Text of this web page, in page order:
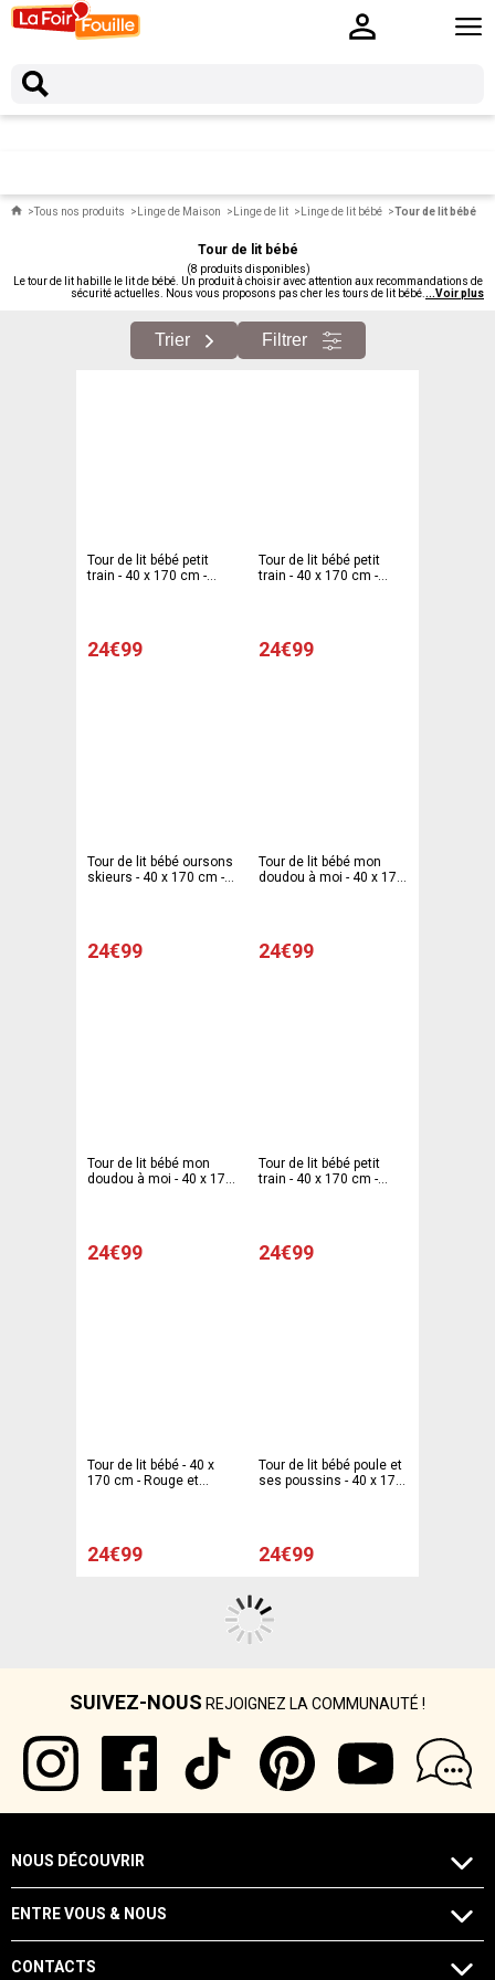
Tous nos produits Linge de Maison Linge de lit Linge de lit bébé Tour de lit bébé
Tour de lit bébé
(8 produits disponibles)
Le tour de lit habille le lit de bébé. Un produit à choisir avec attention aux recommandations de
sécurité actuelles. Nous vous proposons pas cher les tours de lit bébé. ...Voir plus
Trier Filtrer
Tour de lit bébé petit
train - 40 x 170 cm -
24€99
Tour de lit bébé petit
train - 40 x 170 cm -
24€99
Tour de lit bébé oursons
skieurs - 40 x 170 cm -
24€99
Tour de lit bébé mon
doudou à moi - 40 x 170
24€99
Tour de lit bébé mon
doudou à moi - 40 x 170
24€99
Tour de lit bébé petit
train - 40 x 170 cm -
24€99
Tour de lit bébé - 40 x
170 cm - Rouge et
24€99
Tour de lit bébé poule et
ses poussins - 40 x 170
24€99
SUIVEZ-NOUS REJOIGNEZ LA COMMUNAUTÉ !
NOUS DÉCOUVRIR
ENTRE VOUS & NOUS
CONTACTS